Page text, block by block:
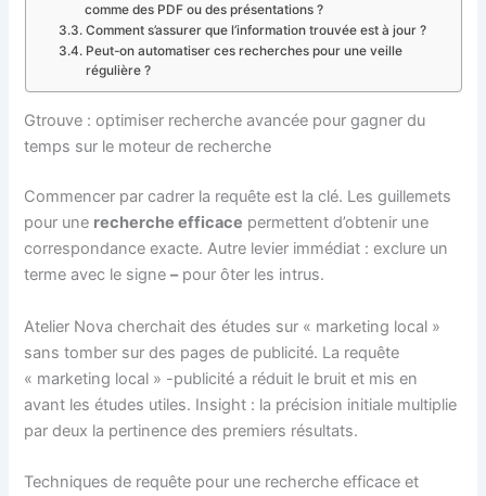
comme des PDF ou des présentations ?
Comment s’assurer que l’information trouvée est à jour ?
Peut-on automatiser ces recherches pour une veille
régulière ?
Gtrouve : optimiser recherche avancée pour gagner du
temps sur le moteur de recherche
Commencer par cadrer la requête est la clé. Les guillemets
pour une recherche efficace permettent d’obtenir une
correspondance exacte. Autre levier immédiat : exclure un
terme avec le signe–pour ôter les intrus.
Atelier Nova cherchait des études sur « marketing local »
sans tomber sur des pages de publicité. La requête
« marketing local » -publicité a réduit le bruit et mis en
avant les études utiles. Insight : la précision initiale multiplie
par deux la pertinence des premiers résultats.
Techniques de requête pour une recherche efficace et